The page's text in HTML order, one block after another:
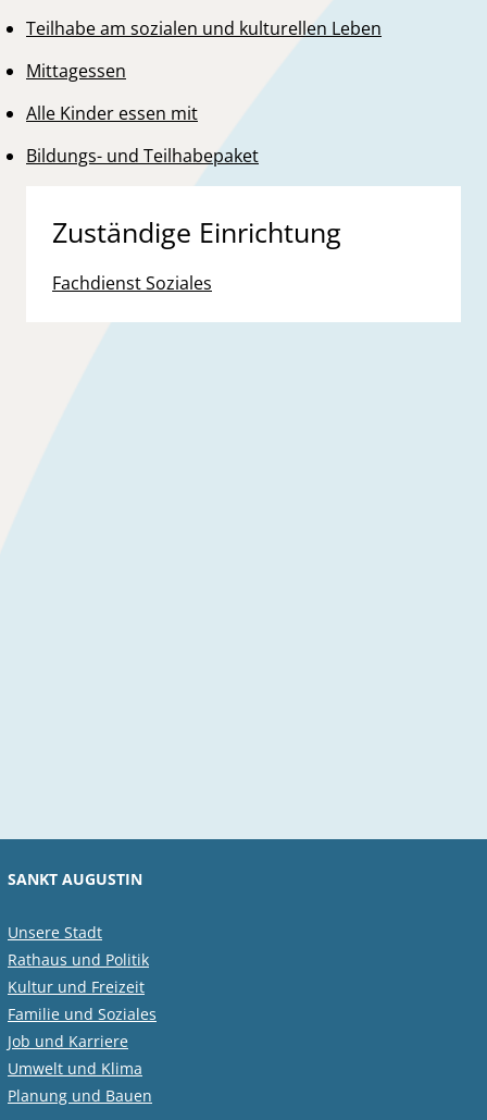
Teilhabe am sozialen und kulturellen Leben
Mittagessen
Alle Kinder essen mit
Bildungs- und Teilhabepaket
Zuständige Einrichtung
Fachdienst Soziales
SANKT AUGUSTIN
Unsere Stadt
Rathaus und Politik
Kultur und Freizeit
Familie und Soziales
Job und Karriere
Umwelt und Klima
Planung und Bauen